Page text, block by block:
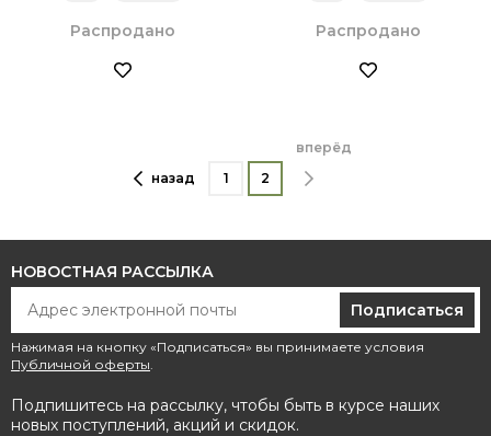
Распродано Распродано
назад 1 2
вперёд
НОВОСТНАЯ РАССЫЛКА
Подписаться
Нажимая на кнопку «Подписаться» вы принимаете условия
Публичной оферты.
Подпишитесь на рассылку, чтобы быть в курсе наших
новых поступлений, акций и скидок.